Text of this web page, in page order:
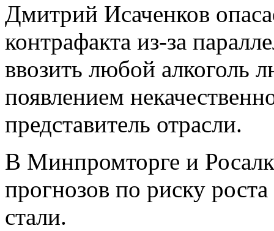
Дмитрий Исаченков
контрафакта из-за
ввозить любой алкоголь
появлением
представитель отрасли.
В Минпромторге и
прогнозов по риску
стали.